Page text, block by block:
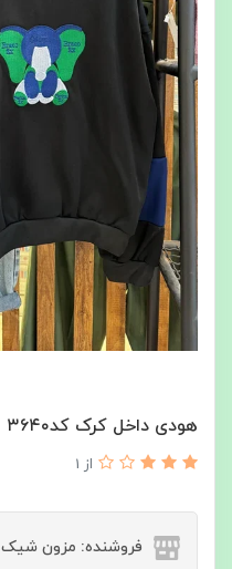
هودی داخل کرک کد۳۶۴۰
از 1
فروشنده: مزون شیک